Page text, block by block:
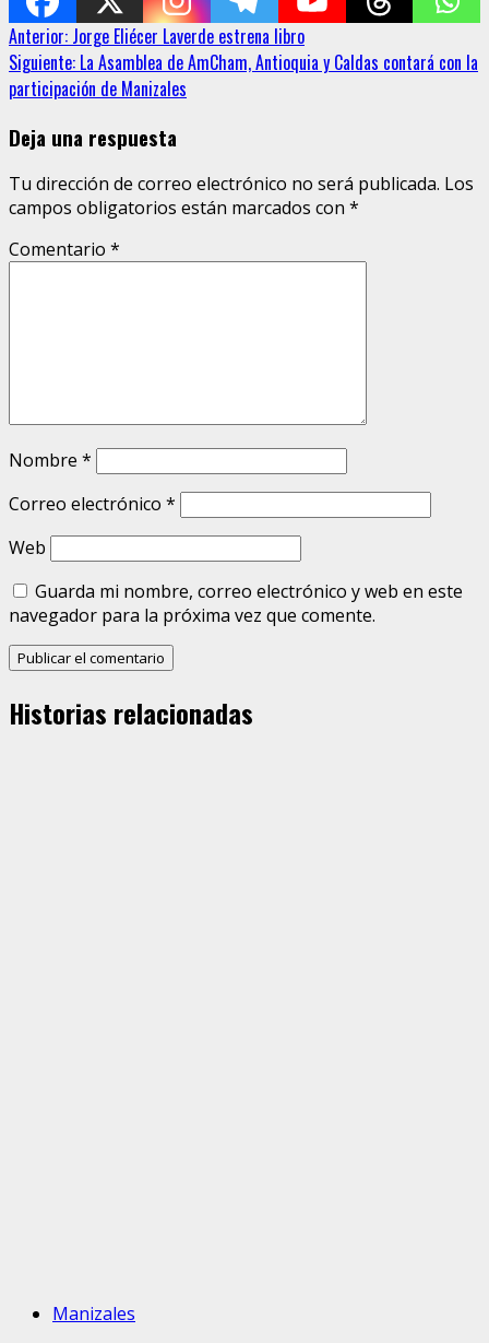
Sigue
leyendo
Anterior: Jorge Eliécer Laverde estrena libro
Siguiente: La Asamblea de AmCham, Antioquia y Caldas contará con la
participación de Manizales
Deja una respuesta
Tu dirección de correo electrónico no será publicada. Los
campos obligatorios están marcados con *
Comentario *
Nombre *
Correo electrónico *
Web
Guarda mi nombre, correo electrónico y web en este
navegador para la próxima vez que comente.
Historias relacionadas
Manizales